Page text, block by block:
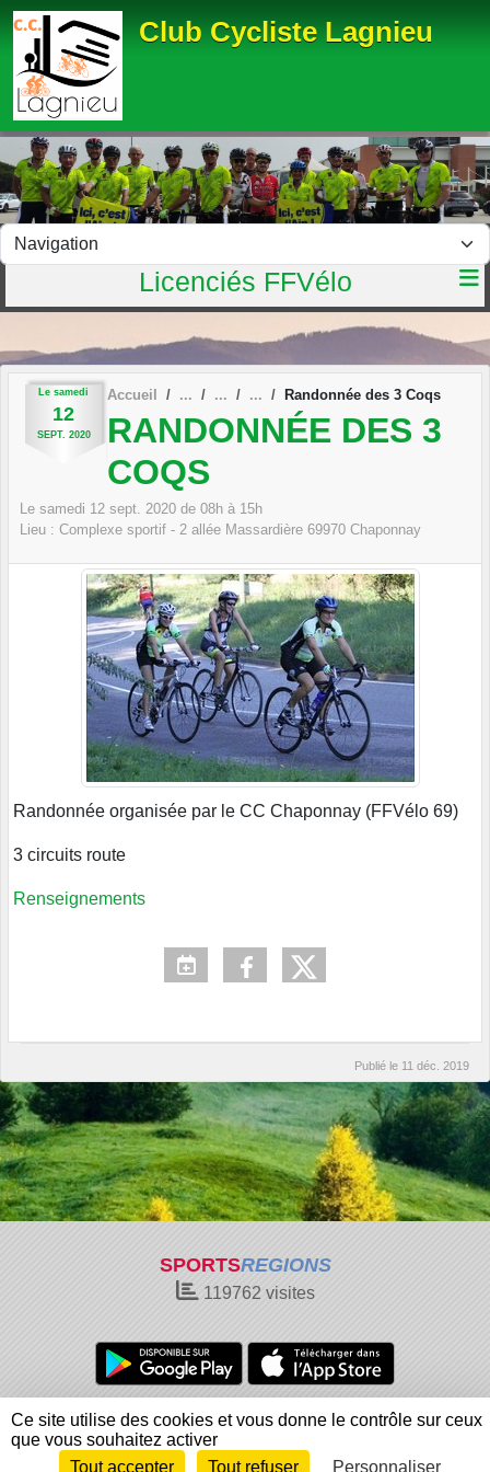
Club Cycliste Lagnieu
Licenciés FFVélo
Le samedi
12
SEPT. 2020
Accueil Randonnée des 3 Coqs
RANDONNÉE DES 3
COQS
Le samedi 12 sept. 2020 de 08h à 15h
Lieu : Complexe sportif - 2 allée Massardière 69970 Chaponnay
Randonnée organisée par le CC Chaponnay (FFVélo 69)
3 circuits route
Renseignements
Publié le 11 déc. 2019
SPORTSREGIONS
119762 visites
Charte cookies
Gestion des cookies
Informations légales
Signaler un contenu inapproprié
Envie de participer ?
Panneau de gestion des cookies
Ce site utilise des cookies et vous donne le contrôle sur ceux
que vous souhaitez activer
Tout accepter
Tout refuser Personnaliser